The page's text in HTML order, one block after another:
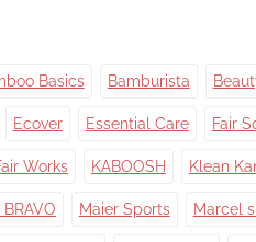
Basics Bamburista
Ecover Essential Care Fair
Works KABOOSH Klean
BRAVO Maier Sports Marcel